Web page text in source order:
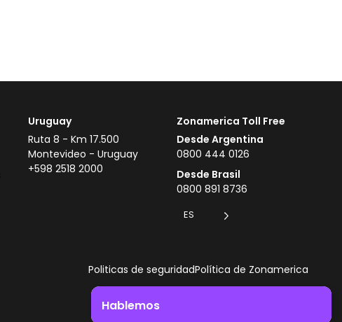
Uruguay
Ruta 8 - Km 17.500
Montevideo - Uruguay
+598 2518 2000
Zonamerica Toll Free
Desde Argentina
0800 444 0126
Desde Brasil
0800 891 8736
ES
Politicas de seguridadPolítica de Zonamerica
Hablemos